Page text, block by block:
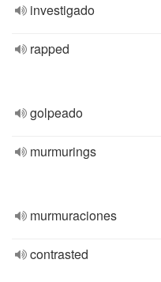
investigado
rapped
golpeado
murmurings
murmuraciones
contrasted